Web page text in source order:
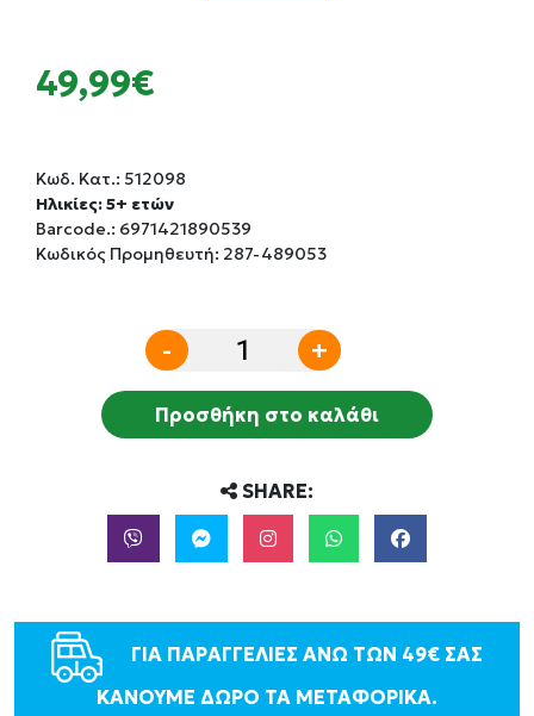
49,99€
Κωδ. Κατ.: 512098
Ηλικίες: 5+ ετών
Barcode.: 6971421890539
Κωδικός Προμηθευτή: 287-489053
- +
Προσθήκη στο καλάθι
SHARE:
ΓΙΑ ΠΑΡΑΓΓΕΛΙΕΣ ΑΝΩ ΤΩΝ 49€ ΣΑΣ
ΚΑΝΟΥΜΕ ΔΩΡΟ ΤΑ ΜΕΤΑΦΟΡΙΚΑ.